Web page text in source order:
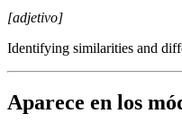
[adjetivo]
Identifying similarities and
Aparece en los